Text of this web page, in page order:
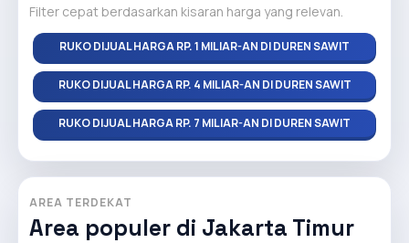
Filter cepat berdasarkan kisaran harga yang relevan.
RUKO DIJUAL HARGA RP. 1 MILIAR-AN DI DUREN SAWIT
RUKO DIJUAL HARGA RP. 4 MILIAR-AN DI DUREN SAWIT
RUKO DIJUAL HARGA RP. 7 MILIAR-AN DI DUREN SAWIT
AREA TERDEKAT
Area populer di Jakarta Timur